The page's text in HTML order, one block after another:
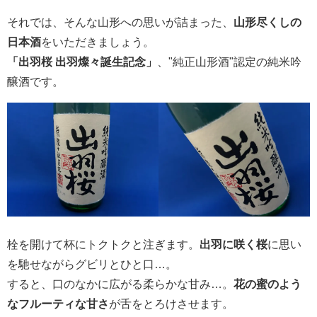
それでは、そんな山形への思いが詰まった、 山形尽くしの
日本酒をいただきましょう。
「出羽桜 出羽燦々誕生記念」
、"純正山形酒"認定の純米吟
醸酒です。
栓を開けて杯にトクトクと注ぎます。 出羽に咲く桜に思い
を馳せながらグビリとひと口…。
すると、口のなかに広がる柔らかな甘み…。 花の蜜のよう
なフルーティな甘さが舌をとろけさせます。